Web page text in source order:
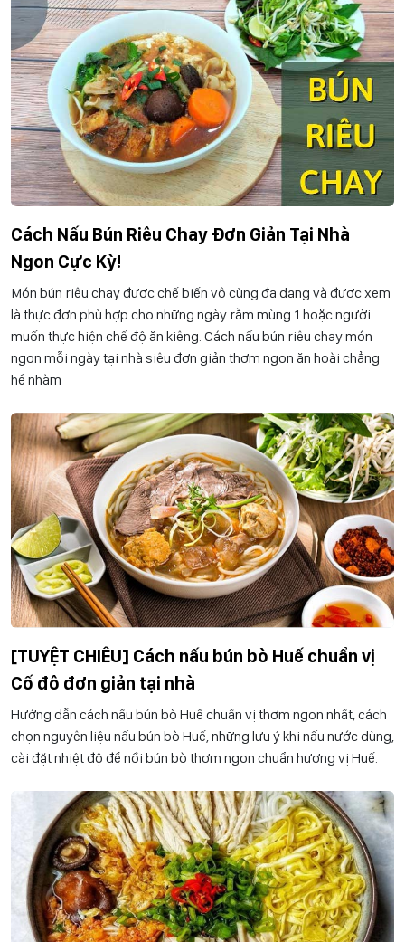
Cách Nấu Bún Riêu Chay Đơn Giản Tại Nhà
Ngon Cực Kỳ!
Món bún riêu chay được chế biến vô cùng đa dạng và được xem
là thực đơn phù hợp cho những ngày rằm mùng 1 hoặc người
muốn thực hiện chế độ ăn kiêng. Cách nấu bún riêu chay món
ngon mỗi ngày tại nhà siêu đơn giản thơm ngon ăn hoài chẳng
hề nhàm
[TUYỆT CHIÊU] Cách nấu bún bò Huế chuẩn vị
Cố đô đơn giản tại nhà
Hướng dẫn cách nấu bún bò Huế chuẩn vị thơm ngon nhất, cách
chọn nguyên liệu nấu bún bò Huế, những lưu ý khi nấu nước dùng,
cài đặt nhiệt độ để nồi bún bò thơm ngon chuẩn hương vị Huế.